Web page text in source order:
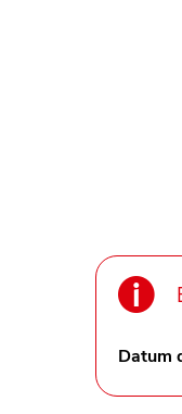
Datum